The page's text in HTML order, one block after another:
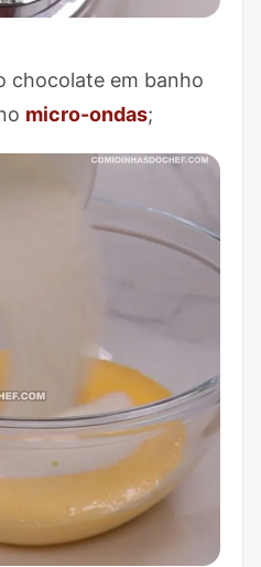
chocolate em banho
micro-ondas;